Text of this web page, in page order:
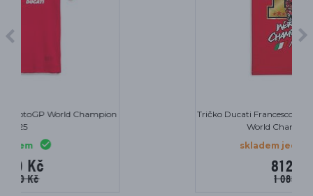
Tričko Ducati Francesco Bagnaia FB63 MotoGP